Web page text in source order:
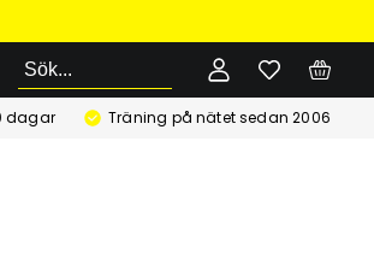
Sök
dagar Träning på nätet sedan 2006